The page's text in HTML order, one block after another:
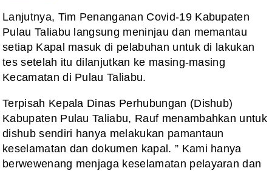
Lanjutnya, Tim Penanganan Covid-19 Kabupaten
Pulau Taliabu langsung meninjau dan memantau
setiap Kapal masuk di pelabuhan untuk di lakukan
tes setelah itu dilanjutkan ke masing-masing
Kecamatan di Pulau Taliabu.
Terpisah Kepala Dinas Perhubungan (Dishub)
Kabupaten Pulau Taliabu, Rauf menambahkan untuk
dishub sendiri hanya melakukan pamantaun
keselamatan dan dokumen kapal. ” Kami hanya
berwewenang menjaga keselamatan pelayaran dan